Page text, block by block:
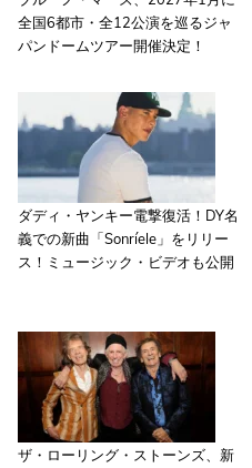
全国6都市・全12公演を巡るジャ
パンドームツアー開催決定！
ダディ・ヤンキー電撃復活！DY名
義での新曲「Sonríele」をリリー
ス！ミュージック・ビデオも公開
ザ・ローリング・ストーンズ、新